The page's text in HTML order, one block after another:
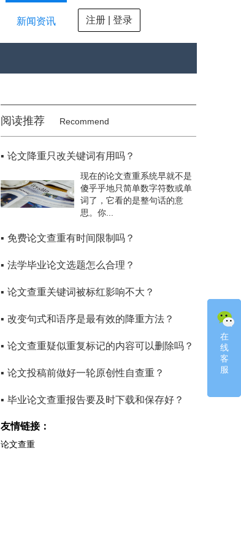
新闻资讯 注册 | 登录
在
线
客
服
阅读推荐 Recommend
▪ 论文降重只改关键词有用吗？
现在的论文查重系统早就不是
傻乎乎地只简单数字符数或单
词了，它看的是整句话的意
思。你...
▪ 免费论文查重有时间限制吗？
▪ 法学毕业论文选题怎么合理？
▪ 论文查重关键词被标红影响不大？
▪ 改变句式和语序是最有效的降重方法？
▪ 论文查重疑似重复标记的内容可以删除吗？
▪ 论文投稿前做好一轮原创性自查重？
▪ 毕业论文查重报告要及时下载和保存好？
友情链接：
论文查重
在
线
客
服